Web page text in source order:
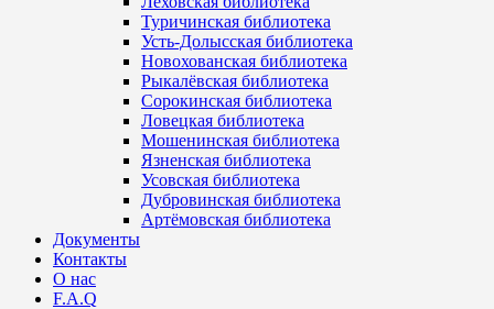
Туричинская библиотека
Усть-Долысская библиотека
Новохованская библиотека
Рыкалёвская библиотека
Сорокинская библиотека
Ловецкая библиотека
Мошенинская библиотека
Язненская библиотека
Усовская библиотека
Дубровинская библиотека
Артёмовская библиотека
Документы
Контакты
О нас
F.A.Q